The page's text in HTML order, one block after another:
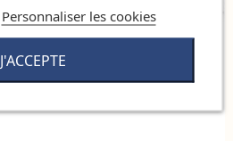
Personnaliser les cookies
J'ACCEPTE